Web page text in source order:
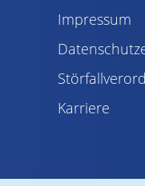
Impressum
Karriere